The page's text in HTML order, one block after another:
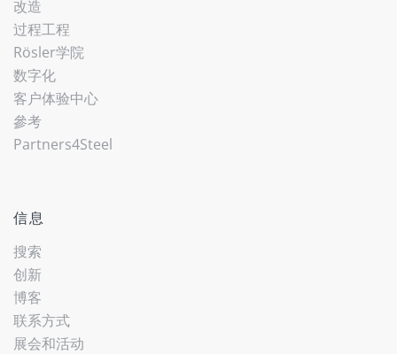
改造
过程工程
Rösler学院
数字化
客户体验中心
參考
Partners4Steel
信息
搜索
创新
博客
联系方式
展会和活动